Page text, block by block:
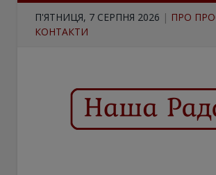
П'ЯТНИЦЯ, 7 СЕРПНЯ 2026 | ПРО
КОНТАКТИ